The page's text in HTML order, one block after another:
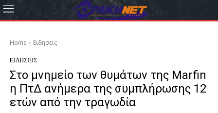
Home Eιδησεις
EΙΔΗΣΕΙΣ
Στο μνημείο των θυμάτων της Marfin
η ΠτΔ ανήμερα της συμπλήρωσης 12
ετών από την τραγωδία